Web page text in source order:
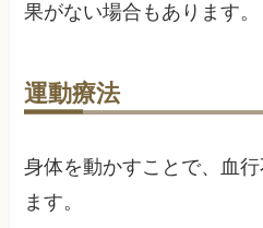
果がない場合もあります。
運動療法
身体を動かすことで、血
ます。